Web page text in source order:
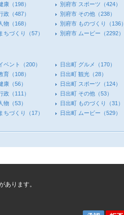
康 （198） 別府市 スポーツ （424）
政 （487） 別府市 その他 （238）
物 （168） 別府市 ものづくり
（136）
ちづくり （57） 別府市 ムービー （2292）
ベント （200） 日出町 グルメ
（170）
育 （108） 日出町 観光 （28）
康 （56） 日出町 スポーツ （124）
政 （111） 日出町 その他 （53）
物 （53） 日出町 ものづくり
（31）
ちづくり （17） 日出町 ムービー （529）
あります。